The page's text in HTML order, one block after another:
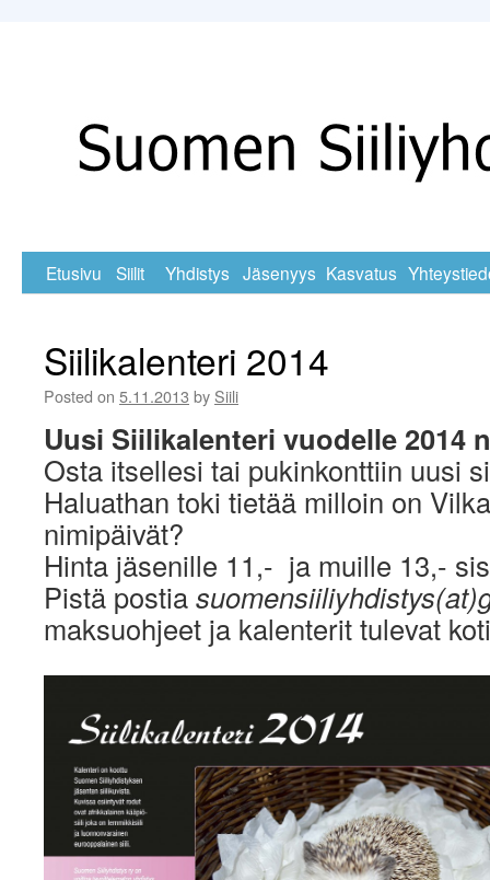
Skip
content
Etusivu Siilit Yhdistys Jäsenyys Kasvatus
Siilikalenteri 2014
Posted on 5.11.2013 by Siili
Uusi Siilikalenteri vuodelle 2014
Osta itsellesi tai pukinkonttiin uusi
Haluathan toki tietää milloin on
nimipäivät?
Hinta jäsenille 11,- ja muille 13,-
Pistä postia
maksuohjeet ja kalenterit tulevat